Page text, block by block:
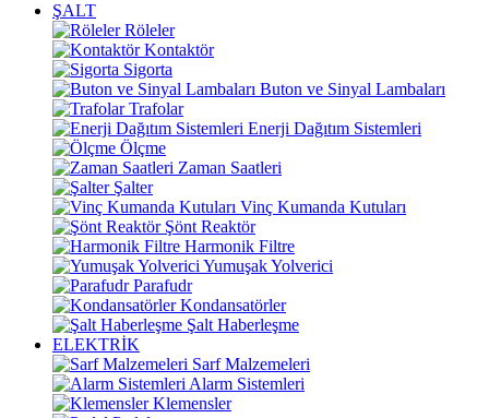
ŞALT
Röleler
Kontaktör
Sigorta
Buton ve Sinyal Lambaları
Trafolar
Enerji Dağıtım Sistemleri
Ölçme
Zaman Saatleri
Şalter
Vinç Kumanda Kutuları
Şönt Reaktör
Harmonik Filtre
Yumuşak Yolverici
Parafudr
Kondansatörler
Şalt Haberleşme
ELEKTRİK
Sarf Malzemeleri
Alarm Sistemleri
Klemensler